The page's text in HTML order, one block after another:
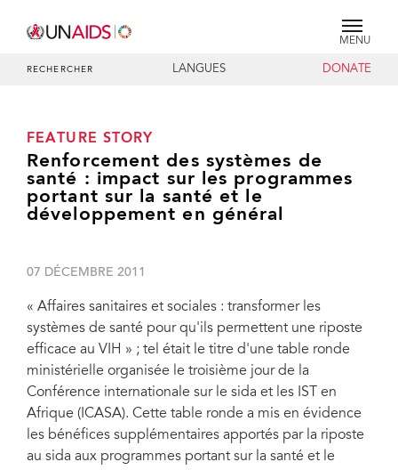
MENU
RECHERCHER LANGUES DONATE
FEATURE STORY
Renforcement des systèmes de
santé : impact sur les programmes
portant sur la santé et le
développement en général
07 DÉCEMBRE 2011
« Affaires sanitaires et sociales : transformer les
systèmes de santé pour qu'ils permettent une riposte
efficace au VIH » ; tel était le titre d'une table ronde
ministérielle organisée le troisième jour de la
Conférence internationale sur le sida et les IST en
Afrique (ICASA). Cette table ronde a mis en évidence
les bénéfices supplémentaires apportés par la riposte
au sida aux programmes portant sur la santé et le